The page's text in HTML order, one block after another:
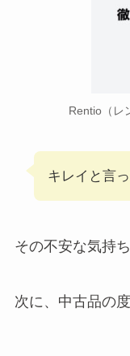
Rentio（レ
キレイと言
その不安な気持
次に、中古品の